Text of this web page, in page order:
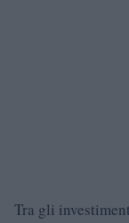
Tra gli